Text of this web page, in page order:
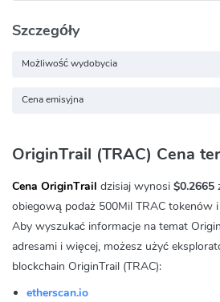
Szczegóły
Możliwość wydobycia
Cena emisyjna
OriginTrail (TRAC) Cena
Cena OriginTrail dzisiaj wynosi $0.2665
obiegową podaż 500Mil TRAC tokenów
Aby wyszukać informacje na temat
adresami i więcej, możesz użyć
blockchain OriginTrail (TRAC):
etherscan.io